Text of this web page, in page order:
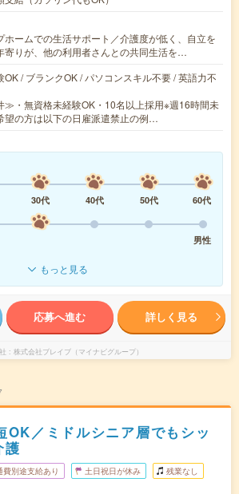
ホームでの生活サポート／介護度が低く、自立を
寄りが、他の利用者さんとの共同生活を…
OK / ブランクOK / パソコンスキル不要 / 英語力不
・無資格未経験OK・10名以上採用※週16時間未
望の方は以下の日雇派遣禁止の例…
30代 40代 50代
60代
男性
もっと見る
応募へ進む 詳しく見る
株式会社ブレイブ（マイナビグループ）
OK／ミドルシニア層でもシッ
護
費別途支給あり 土日祝日が休み 残業なし